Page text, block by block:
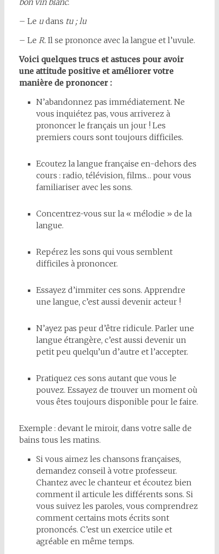
– Le udans tu ; lu
– Le R. Il se prononce avec la langue et l’uvule.
Voici quelques trucs et astuces pour avoir
une attitude positive et améliorer votre
manière de prononcer :
N’abandonnez pas immédiatement. Ne
vous inquiétez pas, vous arriverez à
prononcer le français un jour ! Les
premiers cours sont toujours difficiles.
Ecoutez la langue française en-dehors des
cours : radio, télévision, films… pour vous
familiariser avec les sons.
Concentrez-vous sur la « mélodie » de la
langue.
Repérez les sons qui vous semblent
difficiles à prononcer.
Essayez d’immiter ces sons. Apprendre
une langue, c’est aussi devenir acteur !
N’ayez pas peur d’être ridicule. Parler une
langue étrangère, c’est aussi devenir un
petit peu quelqu’un d’autre et l’accepter.
Pratiquez ces sons autant que vous le
pouvez. Essayez de trouver un moment où
vous êtes toujours disponible pour le faire.
Exemple : devant le miroir, dans votre salle de
bains tous les matins.
Si vous aimez les chansons françaises,
demandez conseil à votre professeur.
Chantez avec le chanteur et écoutez bien
comment il articule les différents sons. Si
vous suivez les paroles, vous comprendrez
comment certains mots écrits sont
prononcés. C’est un exercice utile et
agréable en même temps.